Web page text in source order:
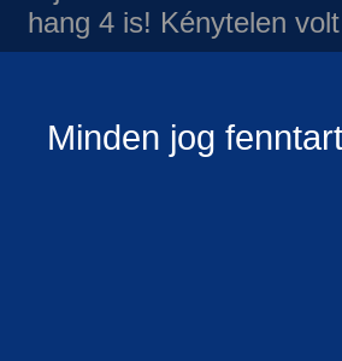
hang 4 is! Kénytelen
Minden jog